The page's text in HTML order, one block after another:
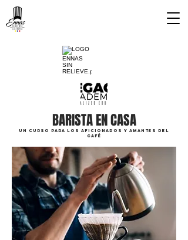
BARISTA EN CASA
UN CURSO PARA LOS AFICIONADOS Y AMANTES DEL
CAFÉ